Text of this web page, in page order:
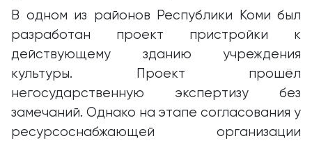
В одном из районов Республики Коми был
разработан проект пристройки к
действующему зданию учреждения
культуры. Проект прошёл
негосударственную экспертизу без
замечаний. Однако на этапе согласования у
ресурсоснабжающей организации